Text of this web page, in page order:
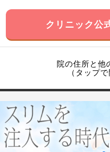
クリニック公
院の住所と
（タップ